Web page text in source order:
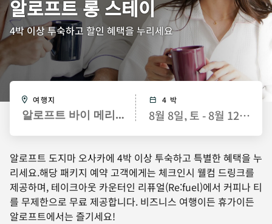
알로프트 롱 스테이
4박 이상 투숙하고 할인 혜택을 누리세요
여행지
알로프트 바이 메리어트 오사카 우메다
4 박
8월 8일, 토 - 8월 12일, 수
알로프트 도지마 오사카에 4박 이상 투숙하고 특별한 혜택을 누
리세요.해당 패키지 예약 고객에게는 체크인시 웰컴 드링크를
제공하며, 테이크아웃 카운터인 리퓨얼(Re:fuel)에서 커피나 티
를 무제한으로 무료 제공합니다. 비즈니스 여행이든 휴가이든
알로프트에서는 즐기세요!